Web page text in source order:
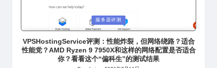
in
服务器评测
VPSHostingService评测：性能炸裂，但网络绕路？适合
性能党？AMD Ryzen 9 7950X和这样的网络配置是否适合
你？看看这个“偏科生”的测试结果